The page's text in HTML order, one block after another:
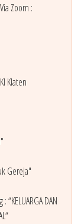
Zoom :
Klaten
Gereja"
DAN